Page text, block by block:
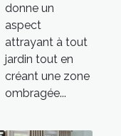
donne un
aspect
attrayant à tout
jardin tout en
créant une zone
ombragée...